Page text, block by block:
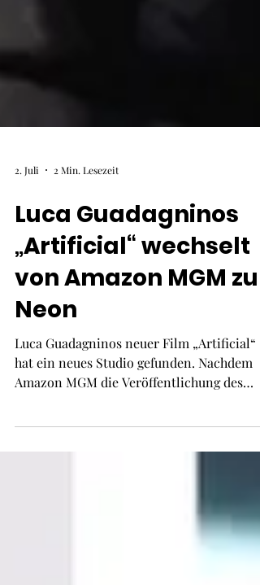
2. Juli 2 Min. Lesezeit
Luca Guadagninos
„Artificial“ wechselt
von Amazon MGM zu
Neon
Luca Guadagninos neuer Film „Artificial“
Amazon MGM die Veröffentlichung des